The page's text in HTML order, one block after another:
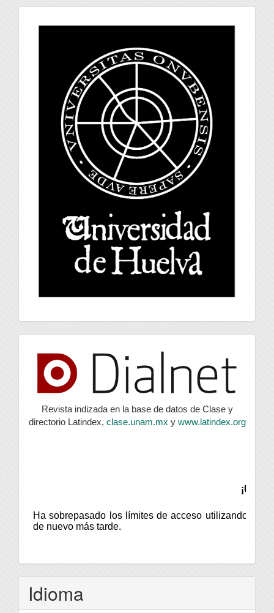
universidad
index
Revista indizada en la base de datos de Clase y
directorio Latindex, clase.unam.mx y www.latindex.org
Idioma